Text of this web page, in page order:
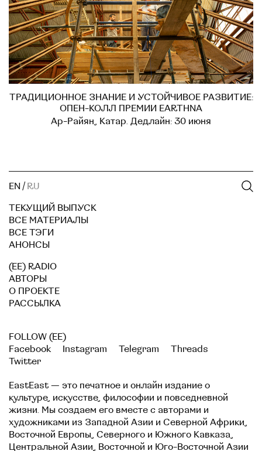
ТРАДИЦИОННОЕ ЗНАНИЕ И УСТОЙЧИВОЕ РАЗВИТИЕ:
ОПЕН-КОЛЛ ПРЕМИИ EARTHNA
Ар-Райян, Катар. Дедлайн: 30 июня
EN / RU
ТЕКУЩИЙ ВЫПУСК
ВСЕ МАТЕРИАЛЫ
ВСЕ ТЭГИ
АНОНСЫ
(EE) RADIO
АВТОРЫ
О ПРОЕКТЕ
РАССЫЛКА
FOLLOW (EE)
Facebook
Instagram Telegram
Threads
Twitter
EastEast — это печатное и онлайн издание о
культуре, искусстве, философии и повседневной
жизни. Мы создаем его вместе с авторами и
художниками из Западной Азии и Северной Африки,
Восточной Европы, Северного и Южного Кавказа,
Центральной Азии, Восточной и Юго-Восточной Азии